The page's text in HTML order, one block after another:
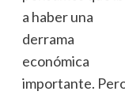
a haber una
derrama
económica
importante.